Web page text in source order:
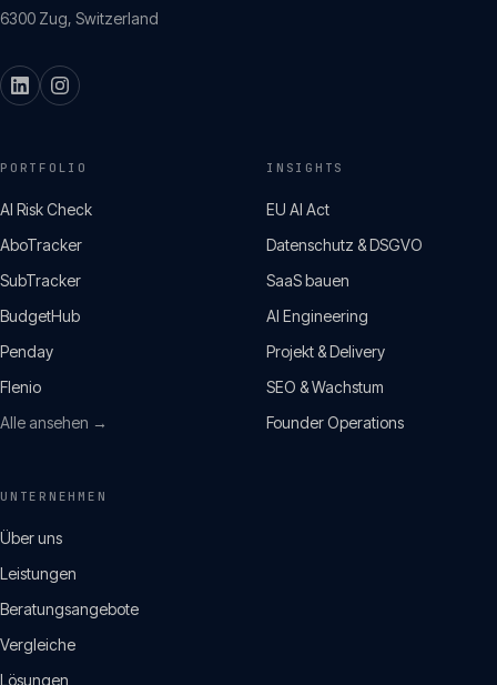
6300 Zug, Switzerland
PORTFOLIO
AI Risk Check
AboTracker
SubTracker
BudgetHub
Penday
Flenio
Alle ansehen →
INSIGHTS
EU AI Act
Datenschutz & DSGVO
SaaS bauen
AI Engineering
Projekt & Delivery
SEO & Wachstum
Founder Operations
UNTERNEHMEN
Über uns
Leistungen
Beratungsangebote
Vergleiche
Lösungen